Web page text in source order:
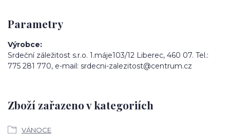
Parametry
Výrobce
Srdeční záležitost s.r.o. 1.máje103/12 Liberec, 460 07. Tel.:
775 281 770, e-mail: srdecni-zalezitost@centrum.cz
Zboží zařazeno v kategoriích
VÁNOCE